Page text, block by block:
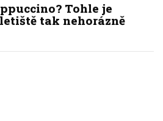
Tohle je
tak nehorázně